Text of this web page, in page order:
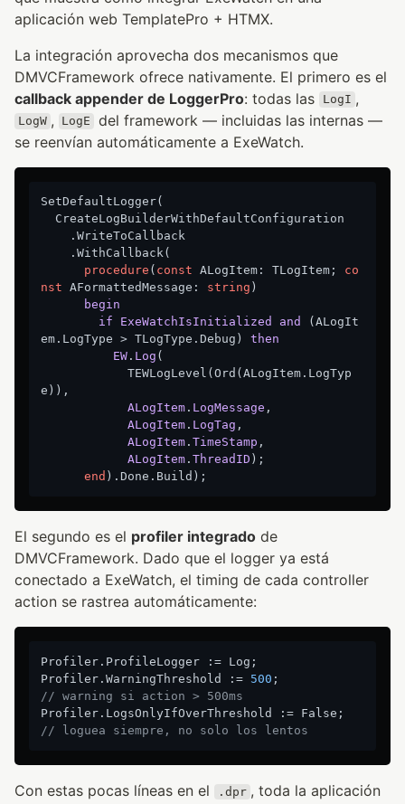
aplicación web TemplatePro + HTMX.
La integración aprovecha dos mecanismos que
DMVCFramework ofrece nativamente. El primero es el
callback appender de LoggerPro: todas las LogI ,
LogW , LogE
del framework — incluidas las internas —
se reenvían automáticamente a ExeWatch.
SetDefaultLogger(
procedure ( const ALogItem: TLogItem; co
nst AFormattedMessage: string )
begin
if
ExeWatchIsInitialized and
(ALogIt
em.LogType > TLogType.Debug)
then
EW. Log (
e) ),
ALogItem. LogMessage ,
ALogItem. LogTag ,
ALogItem. TimeStamp ,
ALogItem. ThreadID );
end
El segundo es el profiler integrado de
DMVCFramework. Dado que el logger ya está
conectado a ExeWatch, el timing de cada controller
action se rastrea automáticamente:
Profiler.ProfileLogger := Log;
Profiler.WarningThreshold := 500
// warning si action > 500ms
// loguea siempre, no solo los lentos
Con estas pocas líneas en el .dpr , toda la aplicación